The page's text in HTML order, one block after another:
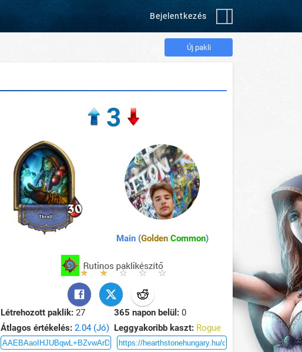
Bejelentkezés
Új pakli
3
Main (Golden Common)
Létrehozott paklik: 27 365 napon belül:0
Átlagos értékelés: 2.04 (Jó) Leggyakoribb kaszt: Rogue